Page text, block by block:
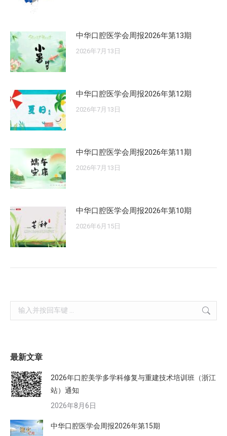
中华口腔医学会周报2026年第13期
2026年7月13日
中华口腔医学会周报2026年第12期
2026年7月13日
中华口腔医学会周报2026年第11期
2026年7月13日
中华口腔医学会周报2026年第10期
2026年6月15日
Search:
最新文章
2026年口腔美学多学科修复与重建技术培训班（浙江
站）通知
2026年8月6日
中华口腔医学会周报2026年第15期